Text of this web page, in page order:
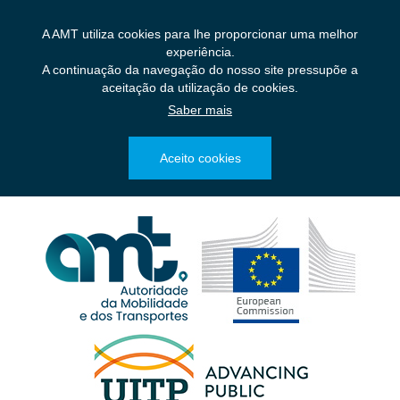
A AMT utiliza cookies para lhe proporcionar uma melhor
experiência.
A continuação da navegação do nosso site pressupõe a
aceitação da utilização de cookies.
Saber mais
Aceito cookies